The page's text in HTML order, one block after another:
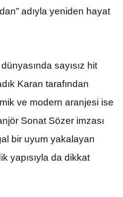
adıyla yeniden hayat
sayısız hit
Karan tarafından
ve modern aranjesi ise
Sonat Sözer imzası
bir uyum yakalayan
yapısıyla da dikkat